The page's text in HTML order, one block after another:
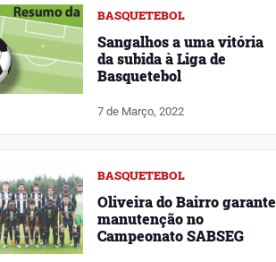
BASQUETEBOL
Sangalhos a uma vitória
da subida à Liga de
Basquetebol
7 de Março, 2022
BASQUETEBOL
Oliveira do Bairro garante
manutenção no
Campeonato SABSEG